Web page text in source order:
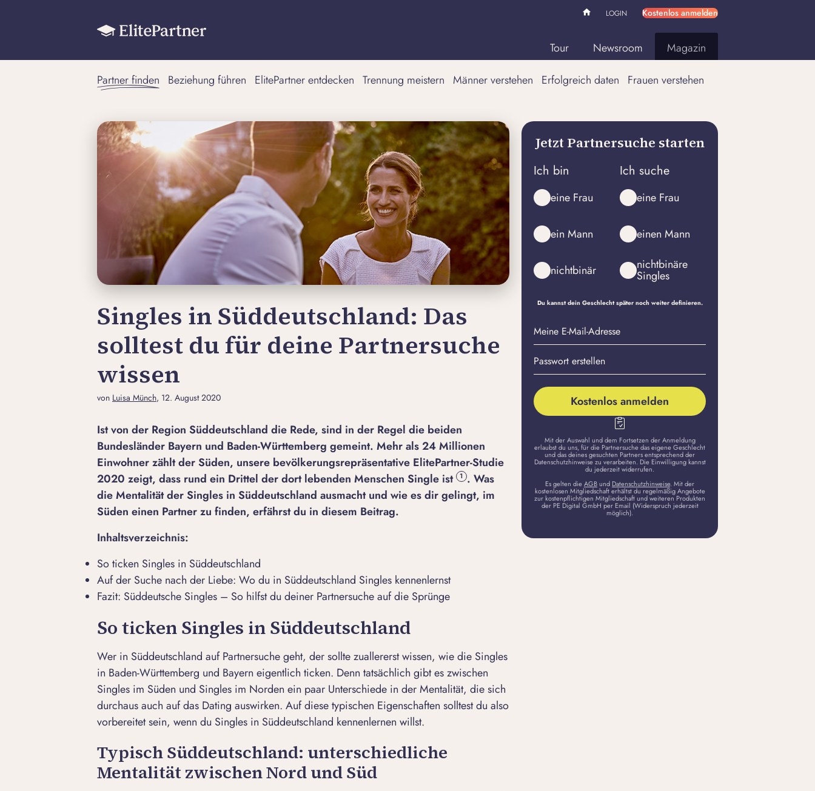
LOGIN Kostenlos anmelden
Tour Newsroom Magazin
Partner finden Beziehung führen ElitePartner entdecken Trennung meistern Männer verstehen Erfolgreich daten Frauen verstehen
Singles in Süddeutschland: Das
solltest du für deine Partnersuche
wissen
von Luisa Münch, 12. August 2020
Ist von der Region Süddeutschland die Rede, sind in der Regel die beiden
Bundesländer Bayern und Baden-Württemberg gemeint. Mehr als 24 Millionen
Einwohner zählt der Süden, unsere bevölkerungsrepräsentative ElitePartner-Studie
2020 zeigt, dass rund ein Drittel der dort lebenden Menschen Single ist
1 . Was
die Mentalität der Singles in Süddeutschland ausmacht und wie es dir gelingt, im
Süden einen Partner zu finden, erfährst du in diesem Beitrag.
Inhaltsverzeichnis:
So ticken Singles in Süddeutschland
Auf der Suche nach der Liebe: Wo du in Süddeutschland Singles kennenlernst
Fazit: Süddeutsche Singles – So hilfst du deiner Partnersuche auf die Sprünge
So ticken Singles in Süddeutschland
Wer in Süddeutschland auf Partnersuche geht, der sollte zuallererst wissen, wie die Singles
in Baden-Württemberg und Bayern eigentlich ticken. Denn tatsächlich gibt es zwischen
Singles im Süden und Singles im Norden ein paar Unterschiede in der Mentalität, die sich
durchaus auch auf das Dating auswirken. Auf diese typischen Eigenschaften solltest du also
vorbereitet sein, wenn du Singles in Süddeutschland kennenlernen willst.
Typisch Süddeutschland: unterschiedliche
Mentalität zwischen Nord und Süd
Jetzt Partnersuche starten
Ich bin
eine Frau
ein Mann
nichtbinär
Ich suche
eine Frau
einen Mann
nichtbinäre
Singles
Du kannst dein Geschlecht später noch weiter definieren.
Meine
E-
Mail-
Adresse
Passwort
erstellen
Kostenlos anmelden
Mit der Auswahl und dem Fortsetzen der Anmeldung
erlaubst du uns, für die Partnersuche das eigene Geschlecht
und das deines gesuchten Partners entsprechend der
Datenschutzhinweise zu verarbeiten. Die Einwilligung kannst
du jederzeit widerrufen.
Es gelten dieAGBund Datenschutzhinweise. Mit der
kostenlosen Mitgliedschaft erhältst du regelmäßig Angebote
zur kostenpflichtigen Mitgliedschaft und weiteren Produkten
der PE Digital GmbH per Email (Widerspruch jederzeit
möglich).